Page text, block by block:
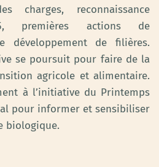
charges, reconnaissance
premières actions de
développement de filières.
se poursuit pour faire de la
agricole et alimentaire.
à l’initiative du Printemps
pour informer et sensibiliser
biologique.